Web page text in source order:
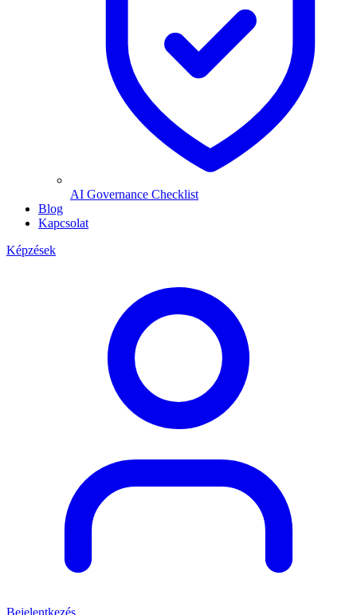
AI Governance Checklist
Blog
Kapcsolat
Képzések
Bejelentkezés